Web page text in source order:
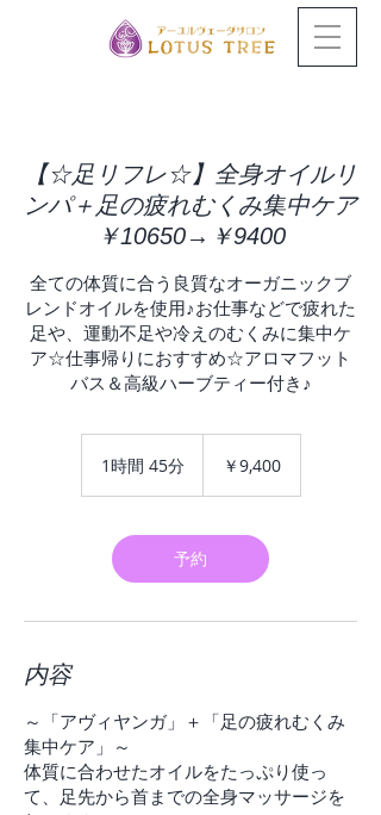
【☆足リフレ☆】全身オイルリ
ンパ＋足の疲れむくみ集中ケア
￥10650→￥9400
全ての体質に合う良質なオーガニックブ
レンドオイルを使用♪お仕事などで疲れた
足や、運動不足や冷えのむくみに集中ケ
ア☆仕事帰りにおすすめ☆アロマフット
バス＆高級ハーブティー付き♪
1時間 45分1
5
分
￥9,400
予約
内容
～「アヴィヤンガ」＋「足の疲れむくみ
集中ケア」～
体質に合わせたオイルをたっぷり使っ
て、足先から首までの全身マッサージを